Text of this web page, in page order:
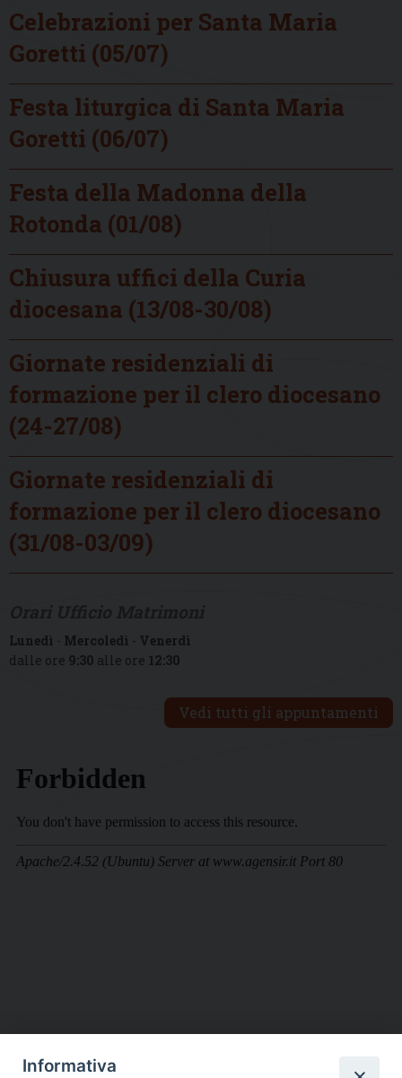
Celebrazioni per Santa Maria
Goretti (05/07)
Festa liturgica di Santa Maria
Goretti (06/07)
Festa della Madonna della
Rotonda (01/08)
Chiusura uffici della Curia
diocesana (13/08-30/08)
Giornate residenziali di
formazione per il clero diocesano
(24-27/08)
Giornate residenziali di
formazione per il clero diocesano
(31/08-03/09)
Lunedì - Mercoledì - Venerdì
dalle ore 9:30 alle ore 12:30
Vedi tutti gli appuntamenti
Informativa